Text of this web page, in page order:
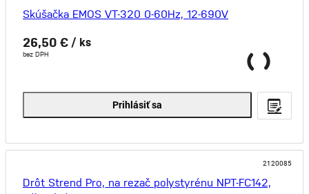
Skúšačka EMOS VT-320 0-60Hz, 12-690V
26,50 € / ks
bez DPH
Prihlásiť sa
2120085
Drôt Strend Pro, na rezač polystyrénu NPT-FC142,